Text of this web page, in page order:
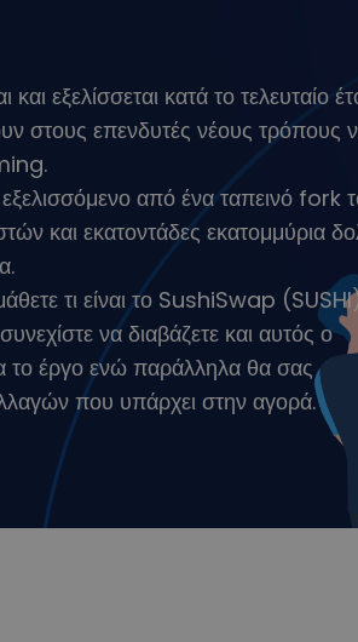
εξελίσσεται κατά το τελευταίο
στους επενδυτές νέους τρόπους
από ένα ταπεινό fork
και εκατοντάδες εκατομμύρια
τι είναι το SushiSwap
να διαβάζετε και αυτός ο
το έργο ενώ παράλληλα θα σας
που υπάρχει στην αγορά.